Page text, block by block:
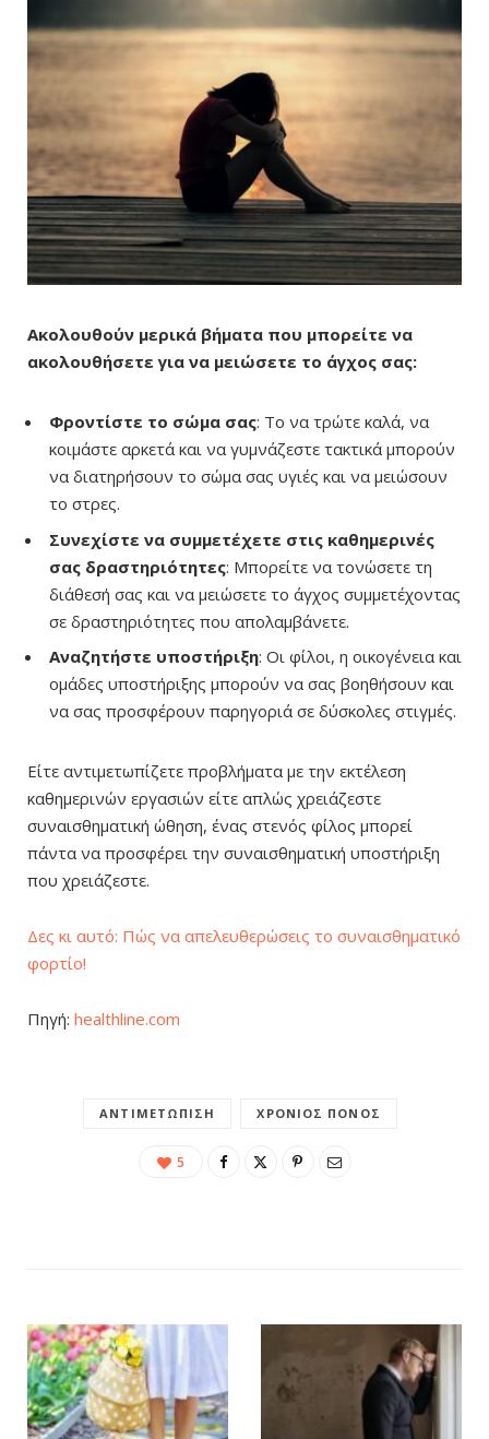
Ακολουθούν μερικά βήματα που μπορείτε να
ακολουθήσετε για να μειώσετε το άγχος σας:
Φροντίστε το σώμα σας: Το να τρώτε καλά, να
κοιμάστε αρκετά και να γυμνάζεστε τακτικά μπορούν
να διατηρήσουν το σώμα σας υγιές και να μειώσουν
το στρες.
Συνεχίστε να συμμετέχετε στις καθημερινές
σας δραστηριότητες: Μπορείτε να τονώσετε τη
διάθεσή σας και να μειώσετε το άγχος συμμετέχοντας
σε δραστηριότητες που απολαμβάνετε.
Αναζητήστε υποστήριξη: Οι φίλοι, η οικογένεια και
ομάδες υποστήριξης μπορούν να σας βοηθήσουν και
να σας προσφέρουν παρηγοριά σε δύσκολες στιγμές.
Είτε αντιμετωπίζετε προβλήματα με την εκτέλεση
καθημερινών εργασιών είτε απλώς χρειάζεστε
συναισθηματική ώθηση, ένας στενός φίλος μπορεί
πάντα να προσφέρει την συναισθηματική υποστήριξη
που χρειάζεστε.
Δες κι αυτό: Πώς να απελευθερώσεις το συναισθηματικό
φορτίο!
Πηγή: healthline.com
ΑΝΤΙΜΕΤΏΠΙΣΗ ΧΡΌΝΙΟΣ ΠΌΝΟΣ
5